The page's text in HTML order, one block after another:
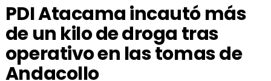
PDI Atacama incautó más
de un kilo de droga tras
operativo en las tomas de
Andacollo